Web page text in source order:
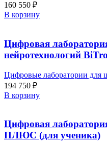
160 550 ₽
В корзину
Цифровая
нейротехнологий
Цифровые лаборатории
194 750 ₽
В корзину
Цифровая
ПЛЮС (для ученика)